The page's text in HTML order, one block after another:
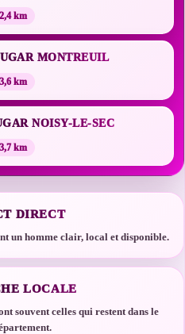
2,4 km
MONTREUIL
3,6 km
NOISY-LE-SEC
3,7 km
DIRECT
un homme clair, local et disponible.
LOCALE
souvent celles qui restent dans le